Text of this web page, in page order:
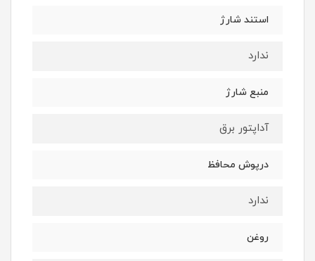
استند شارژ
ندارد
منبع شارژ
آداپتور برق
درپوش محافظ
ندارد
روغن